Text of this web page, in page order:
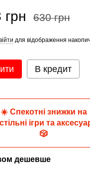
грн 630 грн
для відображення
В кредит
☀️ Спекотні знижки на
ігри та
🎲
дешевше